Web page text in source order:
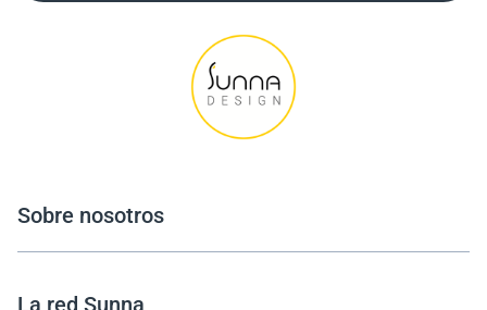
Sobre nosotros
La red Sunna